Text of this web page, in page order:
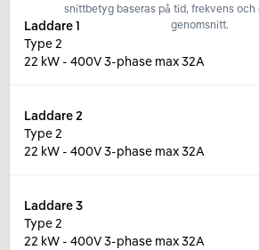
snittbetyg baseras på tid, frekvens
genomsnitt.
Laddare1
Type 2
22 kW - 400V 3-phase max 32A
Laddare2
Type 2
22 kW - 400V 3-phase max 32A
Laddare3
Type 2
22 kW - 400V 3-phase max 32A